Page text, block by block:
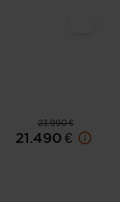
23.990 €
21.490 €